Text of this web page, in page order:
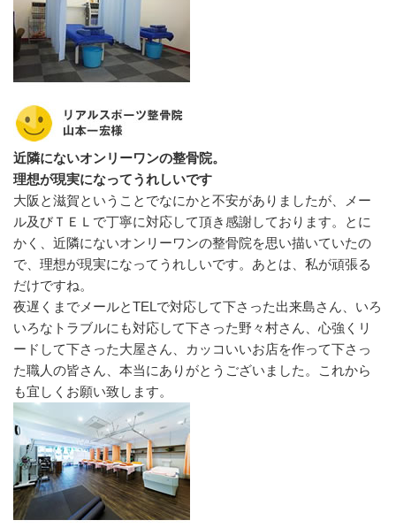
近隣にないオンリーワンの整骨院。
理想が現実になってうれしいです
大阪と滋賀ということでなにかと不安がありましたが、メー
ル及びＴＥＬで丁寧に対応して頂き感謝しております。とに
かく、近隣にないオンリーワンの整骨院を思い描いていたの
で、理想が現実になってうれしいです。あとは、私が頑張る
だけですね。
夜遅くまでメールとTELで対応して下さった出来島さん、いろ
いろなトラブルにも対応して下さった野々村さん、心強くリ
ードして下さった大屋さん、カッコいいお店を作って下さっ
た職人の皆さん、本当にありがとうございました。これから
も宜しくお願い致します。